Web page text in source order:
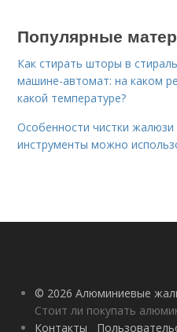
Популярные
Как стирать шторы в
машине-автомат: на каком
какой температуре?
Особенности чистки жалюзи
инструменты можно
© 2026 Алюминиевые
Стоит ли покупать
Контакты